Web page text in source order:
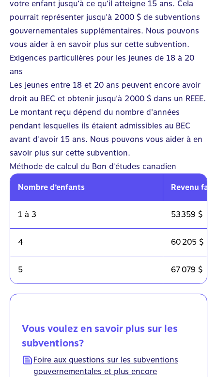
votre enfant jusqu’à ce qu’il atteigne 15 ans. Cela
pourrait représenter jusqu’à 2 000 $ de subventions
gouvernementales supplémentaires. Nous pouvons
vous aider à en savoir plus sur cette subvention.
Exigences particulières pour les jeunes de 18 à 20
ans
Les jeunes entre 18 et 20 ans peuvent encore avoir
droit au BEC et obtenir jusqu’à 2 000 $ dans un REEE.
Le montant reçu dépend du nombre d’années
pendant lesquelles ils étaient admissibles au BEC
avant d’avoir 15 ans. Nous pouvons vous aider à en
savoir plus sur cette subvention.
Méthode de calcul du Bon d’études canadien
Nombre d’enfants Revenu
1 à 3 53 359 $
4 60 205 $
5 67 079 $
Vous voulez en savoir plus sur les
subventions?
Foire aux questions sur les subventions
gouvernementales et plus encore